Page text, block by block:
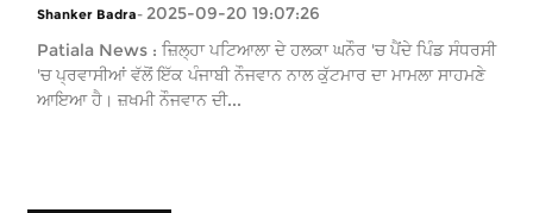
Shanker Badra- 2025-09-20 19:07:26
Patiala News : ਜ਼ਿਲ੍ਹਾ ਪਟਿਆਲਾ ਦੇ ਹਲਕਾ ਘਨੌਰ 'ਚ ਪੈਂਦੇ ਪਿੰਡ ਸੰਧਰਸੀ
'ਚ ਪ੍ਰਵਾਸੀਆਂ ਵੱਲੋਂ ਇੱਕ ਪੰਜਾਬੀ ਨੌਜਵਾਨ ਨਾਲ ਕੁੱਟਮਾਰ ਦਾ ਮਾਮਲਾ ਸਾਹਮਣੇ
ਆਇਆ ਹੈ। ਜ਼ਖਮੀ ਨੌਜਵਾਨ ਦੀ...